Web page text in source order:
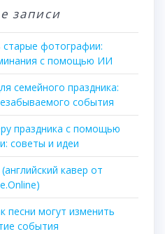
записи
старые фотографии:
с помощью ИИ
семейного праздника:
события
праздника с помощью
советы и идеи
кавер от
песни могут изменить
события